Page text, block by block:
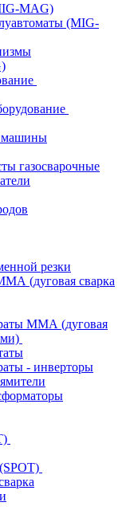
MAG)
(MIG-
машины
газосварочные
резки
(дуговая сварка
ММА (дуговая
- инверторы